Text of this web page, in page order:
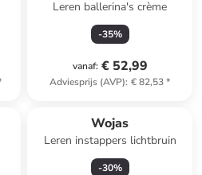
Leren ballerina's crème
-35%
vanaf: € 52,99
Adviesprijs (AVP): € 82,53*
Wojas
Leren instappers lichtbruin
-30%